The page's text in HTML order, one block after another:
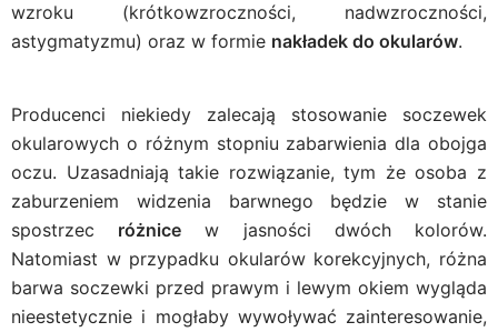
wzroku (krótkowzroczności, nadwzroczności,
astygmatyzmu) oraz w formie nakładek do okularów.
Producenci niekiedy zalecają stosowanie soczewek
okularowych o różnym stopniu zabarwienia dla obojga
oczu. Uzasadniają takie rozwiązanie, tym że osoba z
zaburzeniem widzenia barwnego będzie w stanie
spostrzec różnice w jasności dwóch kolorów.
Natomiast w przypadku okularów korekcyjnych, różna
barwa soczewki przed prawym i lewym okiem wygląda
nieestetycznie i mogłaby wywoływać zainteresowanie,